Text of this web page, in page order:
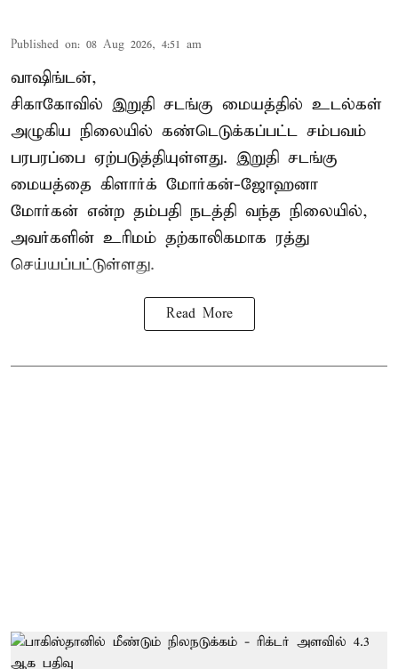
Published on: 08 Aug 2026, 4:51 am
வாஷிங்டன்,
சிகாகோவில் இறுதி சடங்கு மையத்தில் உடல்கள்
அழுகிய நிலையில் கண்டெடுக்கப்பட்ட சம்பவம்
பரபரப்பை ஏற்படுத்தியுள்ளது. இறுதி சடங்கு
மையத்தை கிளார்க் மோர்கன்-ஜோஹனா
மோர்கன் என்ற தம்பதி நடத்தி வந்த நிலையில்,
அவர்களின் உரிமம் தற்காலிகமாக ரத்து
செய்யப்பட்டுள்ளது.
Read More